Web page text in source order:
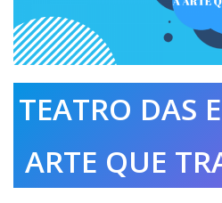
TEATRO DAS
ARTE QUE